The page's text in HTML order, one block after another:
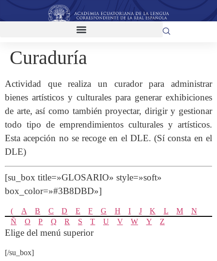
Curaduría
Actividad que realiza un curador para administrar
bienes artísticos y culturales para generar exhibiciones
de arte, así como también proyectar, dirigir y gestionar
todo tipo de emprendimientos culturales y artísticos.
Esta acepción no se recoge en el DLE. (Sí consta en el
DLE)
[su_box title=»GLOSARIO» style=»soft»
box_color=»#3B8DBD»]
( A B C D E F G H I J K L M
N
Ñ
O P Q R S T U V W Y Z
Elige del menú superior
[/su_box]